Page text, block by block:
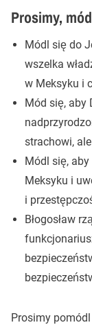
Prosimy,
Módl się do
wszelka
w Meksyku i
Mód się, aby
strachowi,
Módl się,
Meksyku i
i
Błogosław
Prosimy